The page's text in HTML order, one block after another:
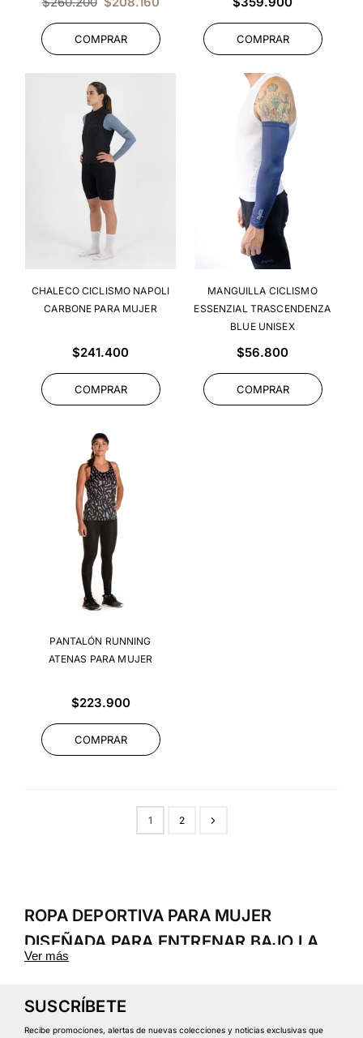
COMPRAR COMPRAR
CHALECO CICLISMO NAPOLI
CARBONE PARA MUJER
Precio
$241.400
COMPRAR
MANGUILLA CICLISMO
ESSENZIAL TRASCENDENZA
BLUE UNISEX
Precio
$56.800
COMPRAR
PANTALÓN RUNNING
ATENAS PARA MUJER
Precio
$223.900
COMPRAR
1 2
ROPA DEPORTIVA PARA MUJER
DISEÑADA PARA ENTRENAR BAJO LA
LLUVIA
La colecciónLluvia Mujer
deportiva para lluviaque ofrezca protección sin limitar el
Ver más
SUSCRÍBETE
Recibe promociones, alertas de nuevas colecciones y noticias exclusivas que